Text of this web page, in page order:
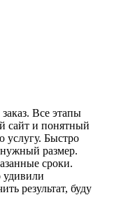
Все этапы
сайт и понятный
услугу. Быстро
размер.
сроки.
результат, буду